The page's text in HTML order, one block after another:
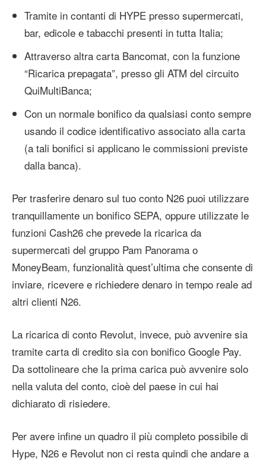
Tramite in contanti di HYPE presso supermercati,
bar, edicole e tabacchi presenti in tutta Italia;
Attraverso altra carta Bancomat, con la funzione
“Ricarica prepagata”, presso gli ATM del circuito
QuiMultiBanca;
Con un normale bonifico da qualsiasi conto sempre
usando il codice identificativo associato alla carta
(a tali bonifici si applicano le commissioni previste
dalla banca).
Per trasferire denaro sul tuo conto N26 puoi utilizzare
tranquillamente un bonifico SEPA, oppure utilizzate le
funzioni Cash26 che prevede la ricarica da
supermercati del gruppo Pam Panorama o
MoneyBeam, funzionalità quest’ultima che consente di
inviare, ricevere e richiedere denaro in tempo reale ad
altri clienti N26.
La ricarica di conto Revolut, invece, può avvenire sia
tramite carta di credito sia con bonifico Google Pay.
Da sottolineare che la prima carica può avvenire solo
nella valuta del conto, cioè del paese in cui hai
dichiarato di risiedere.
Per avere infine un quadro il più completo possibile di
Hype, N26 e Revolut non ci resta quindi che andare a